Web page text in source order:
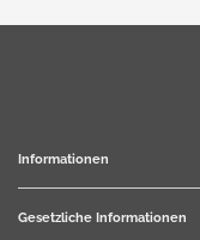
Informationen
Gesetzliche Informationen